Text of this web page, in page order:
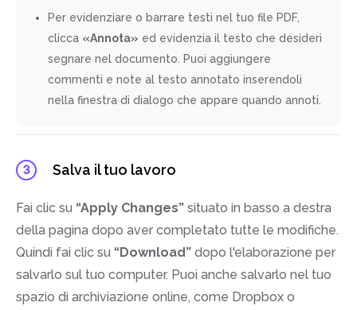
Per evidenziare o barrare testi nel tuo file PDF,
clicca «Annota» ed evidenzia il testo che desideri
segnare nel documento. Puoi aggiungere
commenti e note al testo annotato inserendoli
nella finestra di dialogo che appare quando annoti.
3 Salva il tuo lavoro
Fai clic su “Apply Changes” situato in basso a destra
della pagina dopo aver completato tutte le modifiche.
Quindi fai clic su “Download” dopo l'elaborazione per
salvarlo sul tuo computer. Puoi anche salvarlo nel tuo
spazio di archiviazione online, come Dropbox o